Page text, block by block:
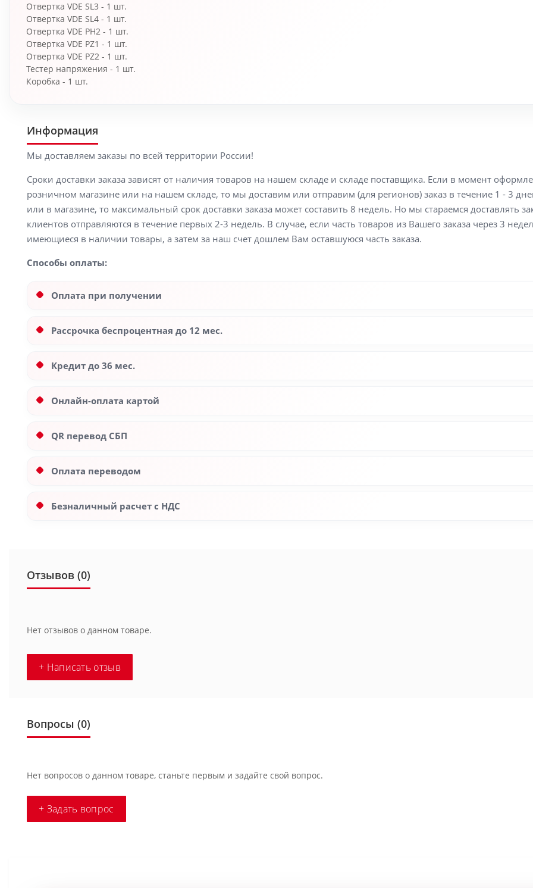
Отвертка VDE SL3 - 1 шт.
Отвертка VDE SL4 - 1 шт.
Отвертка VDE PH2 - 1 шт.
Отвертка VDE PZ1 - 1 шт.
Отвертка VDE PZ2 - 1 шт.
Тестер напряжения - 1 шт.
Коробка - 1 шт.
Информация
Мы доставляем заказы по всей территории России!
Сроки доставки заказа зависят от наличия товаров на нашем складе и складе поставщика. Если в момент
розничном магазине или на нашем складе, то мы доставим или отправим (для регионов) заказ в течение 1 - 3
или в магазине, то максимальный срок доставки заказа может составить 8 недель. Но мы стараемся доставлять
клиентов отправляются в течение первых 2-3 недель. В случае, если часть товаров из Вашего заказа через 3
имеющиеся в наличии товары, а затем за наш счет дошлем Вам оставшуюся часть заказа.
Способы оплаты:
Оплата при получении
Рассрочка беспроцентная до 12 мес.
Кредит до 36 мес.
Онлайн-оплата картой
QR перевод СБП
Оплата переводом
Безналичный расчет с НДС
Отзывов (0)
Нет отзывов о данном товаре.
+ Написать отзыв
Вопросы (0)
Нет вопросов о данном товаре, станьте первым и задайте свой вопрос.
+ Задать вопрос